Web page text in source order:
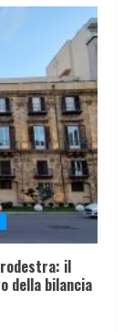
il
della bilancia